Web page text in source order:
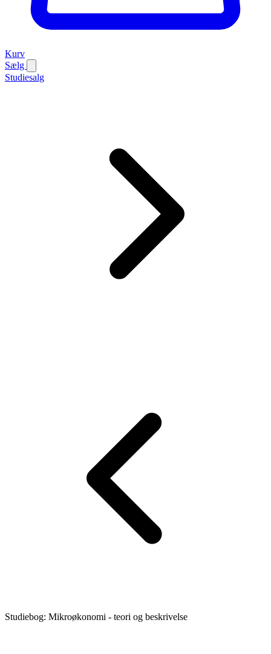
Kurv
Sælg
Studiesalg
Studiebog: Mikroøkonomi - teori og beskrivelse